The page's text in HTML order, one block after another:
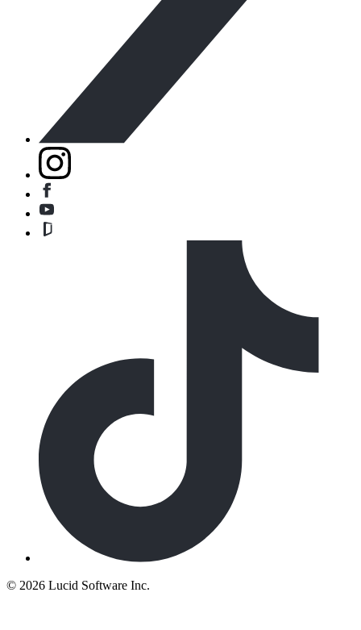
© 2026 Lucid Software Inc.